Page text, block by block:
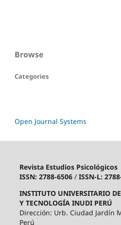
Browse
Categories
Open Journal Systems
Revista Estudios Psicológicos
ISSN: 2788-6506/ ISSN-L:
INSTITUTO UNIVERSITARIO
Y TECNOLOGÍA INUDI PERÚ
Dirección: Urb. Ciudad Jardín
Perú